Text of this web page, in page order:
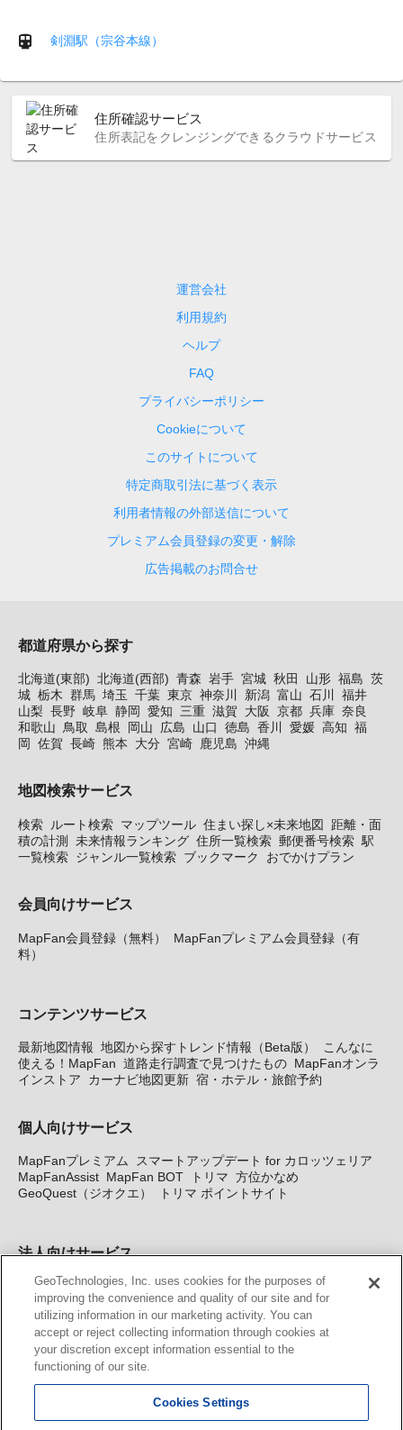
剣淵駅（宗谷本線）
住所確認サービス
住所表記をクレンジングできるクラウドサービス
運営会社
利用規約
ヘルプ
FAQ
プライバシーポリシー
Cookieについて
このサイトについて
特定商取引法に基づく表示
利用者情報の外部送信について
プレミアム会員登録の変更・解除
広告掲載のお問合せ
都道府県から探す
北海道(東部) 北海道(西部) 青森 岩手 宮城 秋田 山形 福島 茨
城 栃木 群馬 埼玉 千葉 東京 神奈川 新潟 富山 石川
福井
山梨 長野 岐阜 静岡 愛知 三重 滋賀 大阪 京都 兵庫 奈良
和歌山
鳥取 島根 岡山 広島 山口 徳島 香川 愛媛 高知 福
岡
佐賀 長崎 熊本 大分 宮崎 鹿児島 沖縄
地図検索サービス
検索 ルート検索 マップツール 住まい探し×未来地図
距離・面
積の計測
未来情報ランキング 住所一覧検索 郵便番号検索 駅
一覧検索 ジャンル一覧検索 ブックマーク おでかけプラン
会員向けサービス
MapFan会員登録（無料）
MapFanプレミアム会員登録（有
料）
コンテンツサービス
最新地図情報 地図から探すトレンド情報（Beta版）
こんなに
使える！MapFan 道路走行調査で見つけたもの MapFanオンラ
インストア
カーナビ地図更新 宿・ホテル・旅館予約
個人向けサービス
MapFanプレミアム
スマートアップデート for カロッツェリア
MapFanAssist MapFan BOT トリマ 方位かなめ
GeoQuest（ジオクエ）
トリマ ポイントサイト
法人向けサービス
法人向け地図・位置情報サービス WEBサイト・システム向け地
図API Windows PC向け地図開発キット MapFan DB 住所確認
サービス
MAP WORLD+ トリマ広告 Geo-Research
カーナビ地図更新サービス
MapFan スマートメンバーズ
GeoTechnologies, Inc. uses cookies for the purposes of
improving the convenience and quality of our site and for
utilizing information in our marketing activity. You can
accept or reject collecting information through cookies at
your discretion except information essential to the
functioning of our site.
Cookies Settings